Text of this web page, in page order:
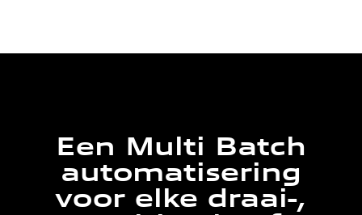
Een Multi Batch
automatisering
voor elke draai-,